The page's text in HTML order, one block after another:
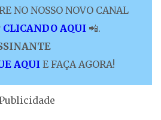
NO NOSSO NOVO CANAL
CLICANDO AQUI 📲.
AQUI E FAÇA AGORA!